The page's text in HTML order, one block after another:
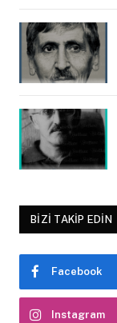
BIZI TAKIP EDIN
Facebook
Instagram